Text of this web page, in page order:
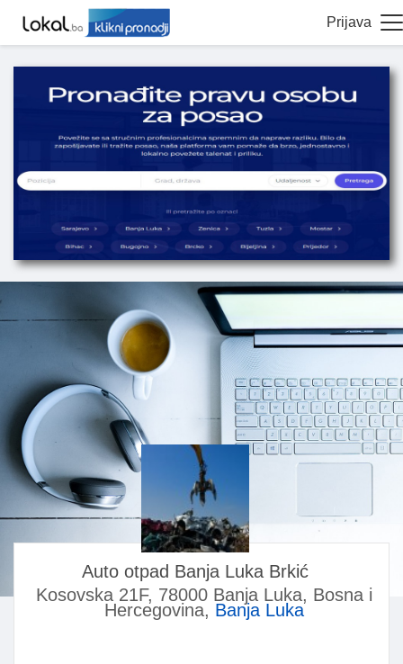
Prijava
Auto otpad Banja Luka Brkić
Kosovska 21F, 78000 Banja Luka, Bosna i
Hercegovina, Banja Luka